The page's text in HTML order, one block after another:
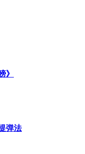
》
弹法